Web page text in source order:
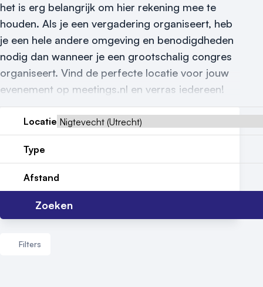
Vraag locatie aan
Locatiegids
Meld locatie aan
Nieuws
Reviews (5⭐️)
Contact
het is erg belangrijk om hier rekening mee te
houden. Als je een vergadering organiseert, heb
je een hele andere omgeving en benodigdheden
nodig dan wanneer je een grootschalig congres
organiseert. Vind de perfecte locatie voor jouw
evenement op meetings.nl en verras iedereen!
Locatie
Type
Afstand
Zoeken
Filters